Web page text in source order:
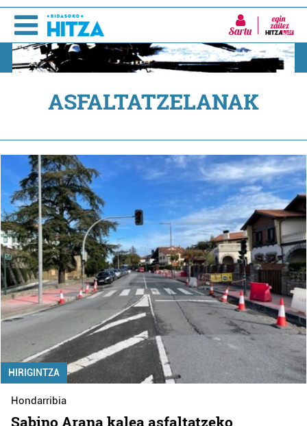
Sartu
ASFALTATZELANAK
HIRIGINTZA
Hondarribia
Sabino Arana kalea asfaltatzeko